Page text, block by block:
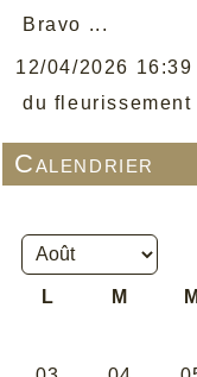
Bravo ...
12/04/2026 16:39
du
Calendrier